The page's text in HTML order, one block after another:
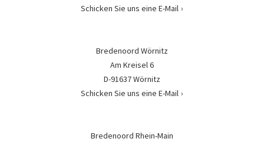
Schicken Sie uns eine E-Mail
Bredenoord Wörnitz
Am Kreisel 6
D-91637 Wörnitz
Schicken Sie uns eine E-Mail
Bredenoord Rhein-Main